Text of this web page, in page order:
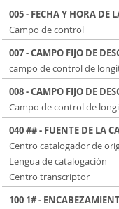
005 - FECHA Y HORA DE
Campo de control
007 - CAMPO FIJO DE
campo de control de
008 - CAMPO FIJO DE
Campo de control de
040 ## - FUENTE DE LA
Centro catalogador de
Lengua de catalogación
Centro transcriptor
100 1# -